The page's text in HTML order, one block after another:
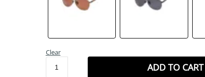
Clear
ADD TO CART